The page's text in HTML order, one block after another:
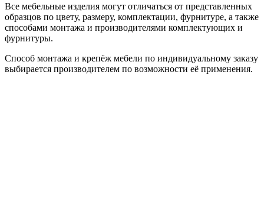
Все мебельные изделия могут отличаться от представленных
образцов по цвету, размеру, комплектации, фурнитуре, а также
способами монтажа и производителями комплектующих и
фурнитуры.
Способ монтажа и крепёж мебели по индивидуальному заказу
выбирается производителем по возможности её применения.